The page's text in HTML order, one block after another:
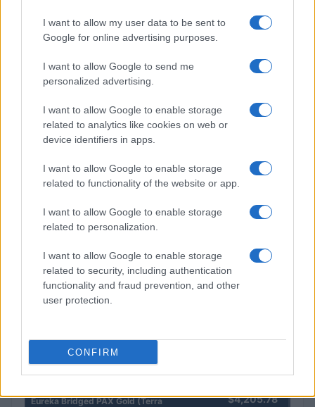
I want to allow my user data to be sent to
Google for online advertising purposes.
I want to allow Google to send me
personalized advertising.
I want to allow Google to enable storage
related to analytics like cookies on web or
device identifiers in apps.
I want to allow Google to enable storage
related to functionality of the website or app.
I want to allow Google to enable storage
related to personalization.
I want to allow Google to enable storage
related to security, including authentication
functionality and fraud prevention, and other
user protection.
CONFIRM
Fundador de plataforma de criptomoedas acusado de desviar
Bruno Costa · 8 ago 2026
COTAÇÕES CRYPTO
Nome
$83,270.00
Eureka Bridged PAX Gold (Terra $4,205.78